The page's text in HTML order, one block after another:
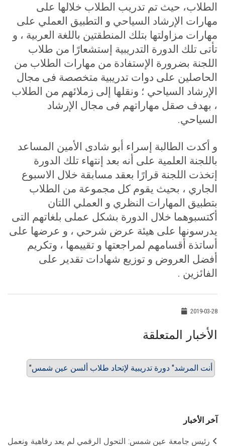
الطلاب، حيث تم تدريب الطلاب خلالها على
مهارات الإرشاد السياحي و التطبيق العملي على
مهارات مزاولتها بتلك المنطقتين باللغة العربية ، و
تأتى تلك الدورة التدريبية إستشعارًا من طلاب
اللجنة بضرورة الإستفادة من مهارات الطلاب من
الحاصلين على دوات تدريبية متخصصة فى مجال
الإرشاد السياحي ؛ ونقلها إلى زملائهم من الطلاب
، بهدف صقل مهاراتهم فى مجال الإرشاد
السياحي.
و أكدت الطالبة إسراء أبو شادى الأمين المساعد
باللجنة العلمية على أنه بعد إنتهاء تلك الدورة
إتخذت اللجنة قرارًا بعقد مسابقة خلال الاسبوع
الجاري ، بحيث يقوم كل مجموعة من الطلاب
بتطبيق المهارات النظري و العملي اللتان
أكتسبوهما خلال الدورة بشكل عملى بلغاتهم التى
يدرسونها على هيئة عرض شرحي ، و عرضها على
أساتذة أقسامهم لمراجعتها و تقييمها ، وتكريم
أفضل العروض و توزيع شهادات تقدير على
الفائزين .
2019-03-28
الأخبار المتعلقة
"أنت المرشد" دورة تدريبية لإتحاد طلاب ألسن عين شمس
آخر الأخبار
رئيس جامعة عين شمس: التحول الرقمي لم يعد رفاهية ونعمل